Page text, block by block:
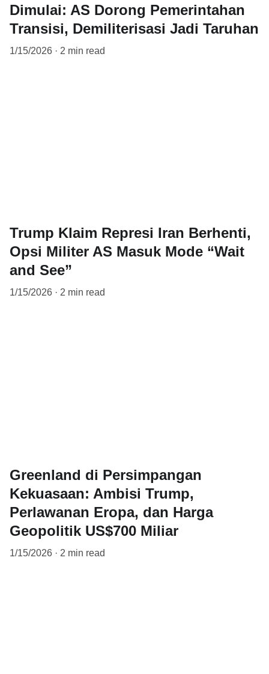
Dimulai: AS Dorong Pemerintahan
Transisi, Demiliterisasi Jadi Taruhan
1/15/2026 2 min read
Trump Klaim Represi Iran Berhenti,
Opsi Militer AS Masuk Mode “Wait
and See”
1/15/2026 2 min read
Greenland di Persimpangan
Kekuasaan: Ambisi Trump,
Perlawanan Eropa, dan Harga
Geopolitik US$700 Miliar
1/15/2026 2 min read